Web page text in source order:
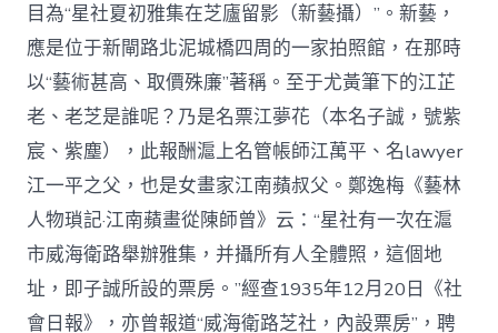
目為“星社夏初雅集在芝廬留影（新藝攝）”。新藝，
應是位于新閘路北泥城橋四周的一家拍照館，在那時
以“藝術甚高、取價殊廉”著稱。至于尤黃筆下的江芷
老、老芝是誰呢？乃是名票江夢花（本名子誠，號紫
宸、紫塵），此報酬滬上名管帳師江萬平、名lawyer
江一平之父，也是女畫家江南蘋叔父。鄭逸梅《藝林
人物瑣記·江南蘋畫從陳師曾》云：“星社有一次在滬
市威海衛路舉辦雅集，并攝所有人全體照，這個地
址，即子誠所設的票房。”經查1935年12月20日《社
會日報》，亦曾報道“威海衛路芝社，內設票房”，聘